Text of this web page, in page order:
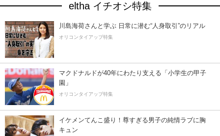
eltha イチオシ特集
川島海荷さんと学ぶ 日常に潜む“人身取引”のリアル
オリコンタイアップ特集
マクドナルドが40年にわたり支える「小学生の甲子
園」
オリコンタイアップ特集
イケメンてんこ盛り！尊すぎる男子の純情ラブに胸
キュン